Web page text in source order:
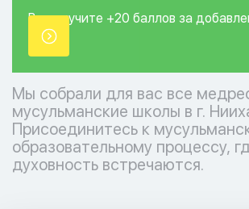
Вы получите +20 баллов за
точки.
Мы собрали для вас все
мусульманские школы в г.
Присоединитесь к
образовательному процессу,
духовность встречаются.